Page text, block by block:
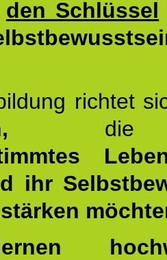
den Schlüssel
richtet
ihr
stärken